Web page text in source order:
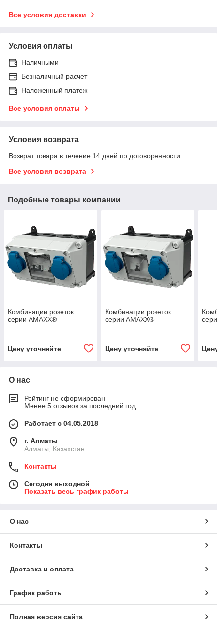
Все условия доставки
Условия оплаты
Наличными
Безналичный расчет
Наложенный платеж
Все условия оплаты
Условия возврата
Возврат товара в течение 14 дней по договоренности
Все условия возврата
Подобные товары компании
Комбинации розеток
серии AMAXX®
Цену уточняйте
Комбинации розеток
серии AMAXX®
Цену уточняйте
О нас
Рейтинг не сформирован
Менее 5 отзывов за последний год
Работает с 04.05.2018
г. Алматы
Алматы, Казахстан
Контакты
Сегодня выходной
Показать весь график работы
О нас
Контакты
Доставка и оплата
График работы
Полная версия сайта